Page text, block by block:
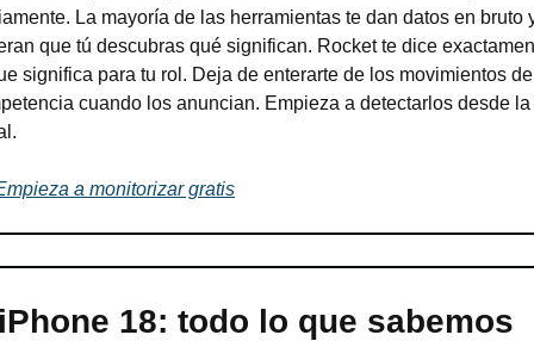
La mayoría de las herramientas te dan datos en bruto
que tú descubras qué significan. Rocket te dice
significa para tu rol. Deja de enterarte de los movimientos
cuando los anuncian. Empieza a detectarlos desde la
a monitorizar gratis
18: todo lo que sabemos